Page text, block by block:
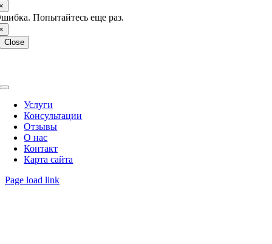
Попытайтесь еще раз.
Close
Toggle
NavigationУслуги
Консультации
Отзывы
О нас
Контакт
Карта сайта
Page load link